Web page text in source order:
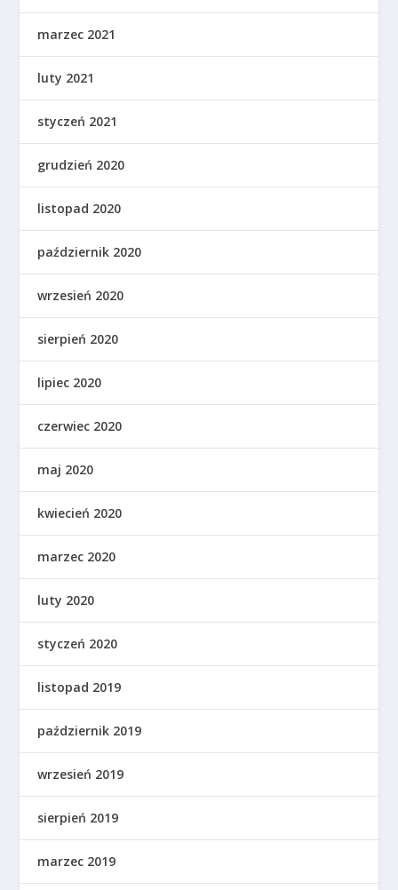
marzec 2021
luty 2021
styczeń 2021
grudzień 2020
listopad 2020
październik 2020
wrzesień 2020
sierpień 2020
lipiec 2020
czerwiec 2020
maj 2020
kwiecień 2020
marzec 2020
luty 2020
styczeń 2020
listopad 2019
październik 2019
wrzesień 2019
sierpień 2019
marzec 2019